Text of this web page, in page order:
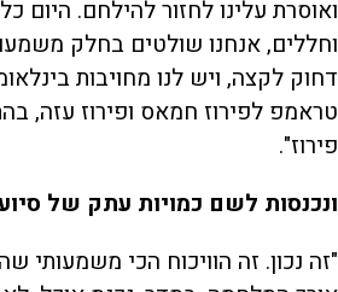
ואוסרת עלינו לחזור להילחם. היום
וחללים, אנחנו שולטים בחלק
דחוק לקצה, ויש לנו מחויבות
טראמפ לפירוז חמאס ופירוז עזה,
פירוז".
ונכנסות לשם כמויות עתק של
"זה נכון. זה הוויכוח הכי משמעותי